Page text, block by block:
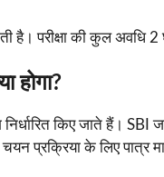
है। परीक्षा की कुल अवधि
किए जाते हैं। SBI
प्रक्रिया के लिए पात्र